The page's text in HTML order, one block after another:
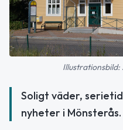
Soligt väder,
nyheter i Mönsterås.